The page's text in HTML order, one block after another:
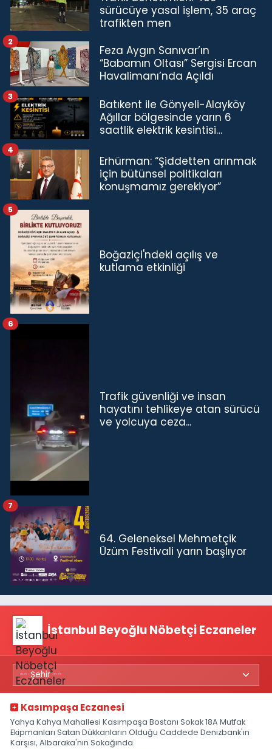
sürücüye yasal işlem, 35 araç
trafikten men
Feza Aygın Sanıvar’ın
“Babamın Oltası” Sergisi Ercan
Havalimanı’nda Açıldı
2
Batıkent ile Gönyeli-Alayköy
Ağıllar bölgesinde yarın 6
saatlik elektrik kesintisi…
3
Erhürman: “Şiddetten arınmak
için bütünsel politikaları
konuşmamız gerekiyor”
4
Boğaziçi'ndeki açılış ve
kutlama etkinliği
5
Trafik güvenliği ve insan
hayatını tehlikeye atan sürücü
ve yolcuya ceza...
6
64. Geleneksel Mehmetçik
Üzüm Festivali yarın başlıyor
7
İstanbul Beyoğlu Nöbetçi Eczaneler
Kasımpaşa Eczanesi
Yahya Kahya Mahallesi Kasımpaşa Bostanı Sokak 18A Mutfak
Ekipmanları Satan Dükkanların Olduğu Caddede Denizbank'ın
Karşısı, Albaraka'nın Sokağında